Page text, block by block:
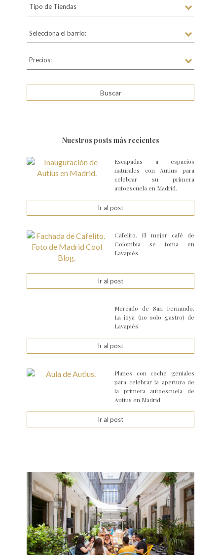
Tipo de Tiendas
Selecciona el barrio:
Precios:
Nuestros posts más recientes
Escapadas a espacios
naturales con Autius para
celebrar su primera
autoescuela en Madrid.
Ir al post
Cafelito. El mejor café de
Colombia se toma en
Lavapiés.
Ir al post
Mercado de San Fernando.
La joya (no solo gastro) de
Lavapiés.
Ir al post
Planes con coche geniales
para celebrar la apertura de
la primera autoescuela de
Autius en Madrid.
Ir al post